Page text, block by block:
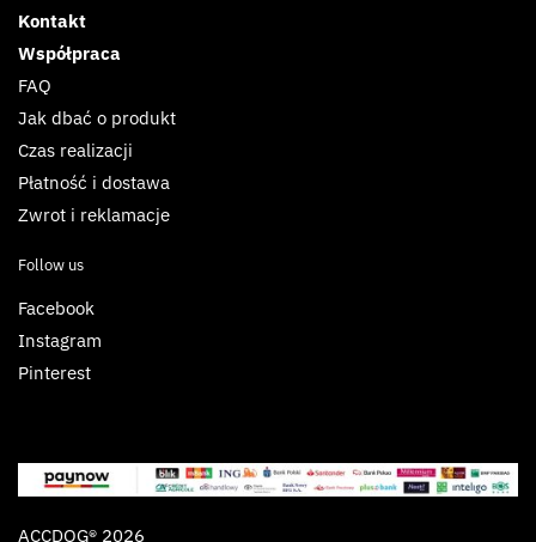
Kontakt
Współpraca
FAQ
Jak dbać o produkt
Czas realizacji
Płatność i dostawa
Zwrot i reklamacje
Follow us
Facebook
Instagram
Pinterest
ACCDOG® 2026